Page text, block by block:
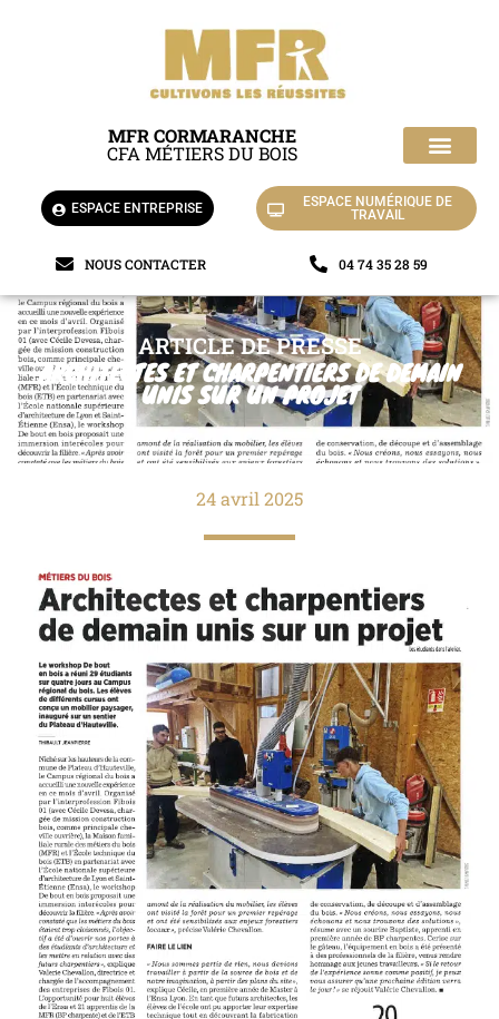
MFR CORMARANCHE
CFA MÉTIERS DU BOIS
ESPACE ENTREPRISE
ESPACE NUMÉRIQUE DE
TRAVAIL
NOUS CONTACTER 04 74 35 28 59
ARCHITECTES ET CHARPENTIERS DE DEMAIN
UNIS SUR UN PROJET
ARTICLE DE PRESSE
24 avril 2025